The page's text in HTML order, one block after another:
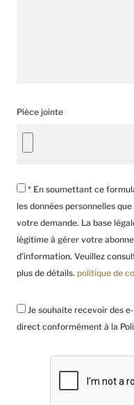
Pièce jointe
* En soumettant ce
les données personnelles
votre demande. La base
légitime à gérer votre
d’information. Veuillez
plus de détails. politique de
Je souhaite recevoir des
direct conformément à la